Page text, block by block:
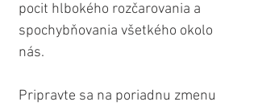
pocit hlbokého rozčarovania a
spochybňovania všetkého okolo
nás.
Pripravte sa na poriadnu zmenu